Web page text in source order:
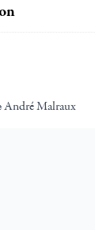
André Malraux